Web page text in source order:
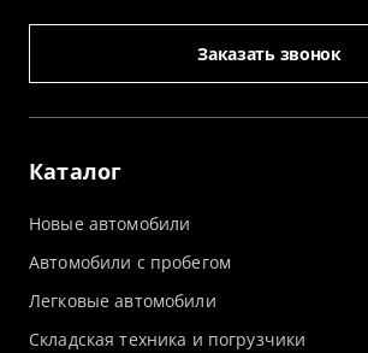
Каталог
Новые автомобили
Автомобили с пробегом
Легковые автомобили
Складская техника и погрузчики
Заказать звонок